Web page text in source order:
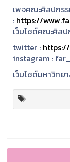
เพจคณะศิลปกร
: https://
เว็บไซต์คณะศิล
twitter :
instagram :
เว็บไซต์มหาวิทย